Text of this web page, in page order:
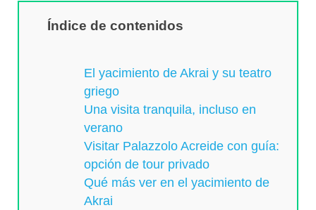
Índice de contenidos
El yacimiento de Akrai y su teatro
griego
Una visita tranquila, incluso en
verano
Visitar Palazzolo Acreide con guía:
opción de tour privado
Qué más ver en el yacimiento de
Akrai